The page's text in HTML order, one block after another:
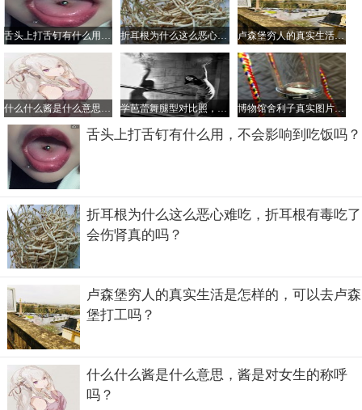
再后来，他信了耶稣，也戒了毒，并积极的配合警方帮助其
他毒瘾的人戒毒，他也常常会去劝解那些即将火拼的大佬们
放下恩怨，和气生财。从而获得了“拆弹专家”和“戒毒之
父”两个称号。他的真实生活还被当作原型拍成电影，前后
有《慈云山十三太保》和《毒，诫》。
这些如果他不够猛，就不会有这么多人“给面子”，这些人里
面有不少是一方大佬，在香港也是小弟众多的人物。所以，
舌头上打舌钉有什么用，不会影响到吃饭吗？ 折耳根为什么这么恶心难吃，折耳根有毒吃了会伤肾真的吗？ 卢森堡穷人的真实生活是怎样的，可以去卢森堡打工吗？
什么什么酱是什么意思，酱是对女生的称呼吗？ 学芭蕾舞腿型对比照，学芭蕾舞最晚年龄是多大？ 博物馆舍利子真实图片，看舍利子什么颜色的好
舌头上打舌钉有什么用，不会影响到吃饭吗？
折耳根为什么这么恶心难吃，折耳根有毒吃了
会伤肾真的吗？
卢森堡穷人的真实生活是怎样的，可以去卢森
堡打工吗？
什么什么酱是什么意思，酱是对女生的称呼
吗？